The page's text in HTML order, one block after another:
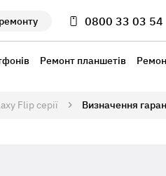
0800 33 03 54
Ремонт планшетів
Flip серії Визначення